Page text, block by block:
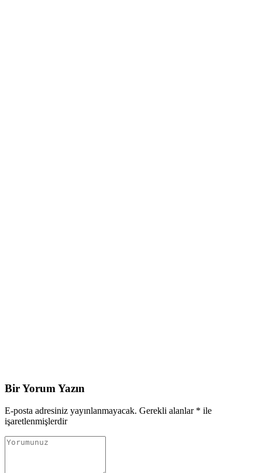
Bir Yorum Yazın
E-posta adresiniz yayınlanmayacak. Gerekli alanlar * ile
işaretlenmişlerdir